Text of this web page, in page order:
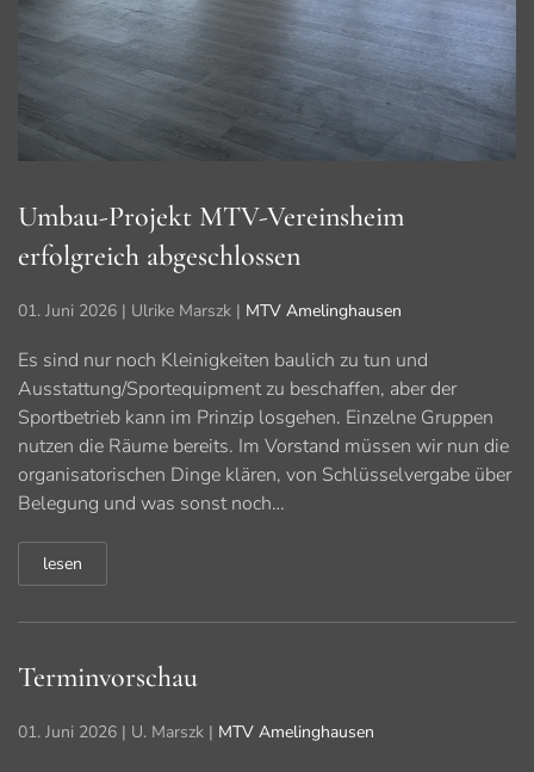
Umbau-Projekt MTV-Vereinsheim
erfolgreich abgeschlossen
01. Juni 2026 | Ulrike Marszk | MTV Amelinghausen
Es sind nur noch Kleinigkeiten baulich zu tun und
Ausstattung/Sportequipment zu beschaffen, aber der
Sportbetrieb kann im Prinzip losgehen. Einzelne Gruppen
nutzen die Räume bereits. Im Vorstand müssen wir nun die
organisatorischen Dinge klären, von Schlüsselvergabe über
Belegung und was sonst noch…
lesen
Terminvorschau
01. Juni 2026 | U. Marszk | MTV Amelinghausen